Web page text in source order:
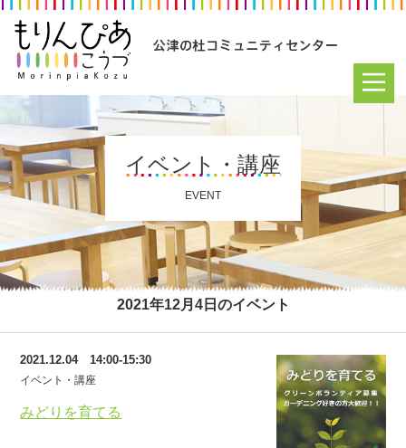
イベント・講座
EVENT
2021年12月4日のイベント
みどりを育てる
2021.12.04 14:00-15:30
イベント・講座